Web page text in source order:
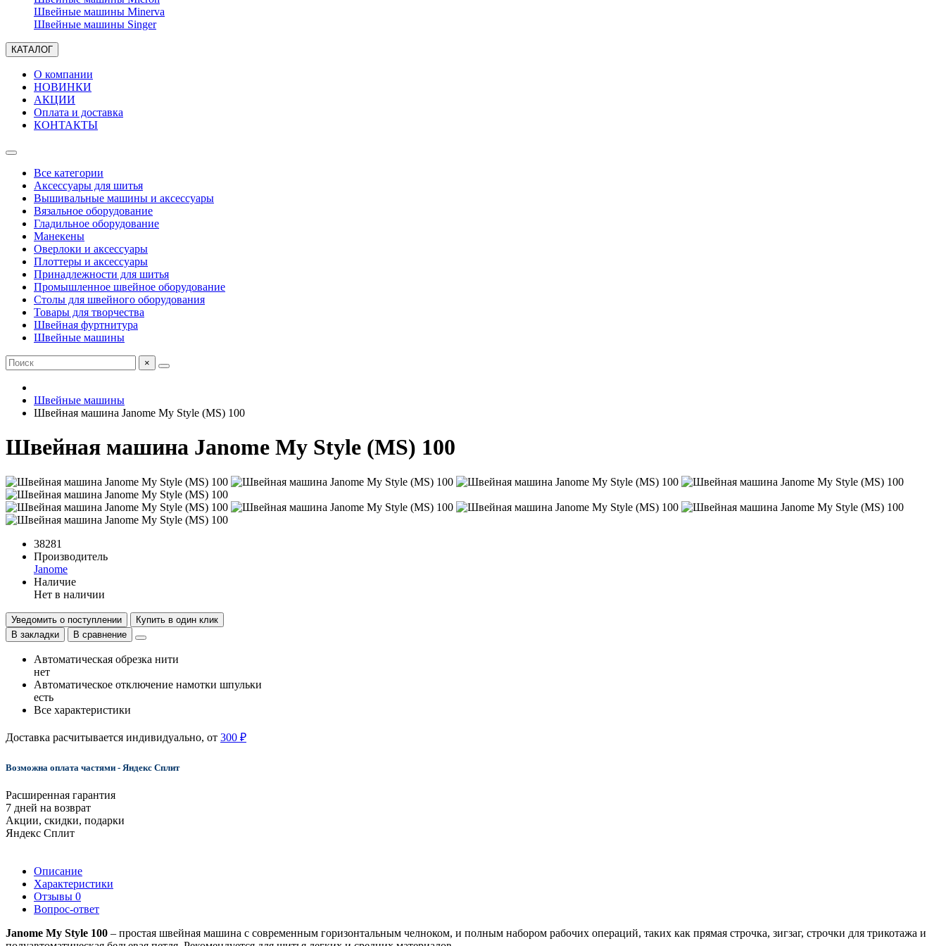
Швейные машины Minerva
Швейные машины Singer
КАТАЛОГ
О компании
НОВИНКИ
АКЦИИ
Оплата и доставка
КОНТАКТЫ
Все категории
Аксессуары для шитья
Вышивальные машины и аксессуары
Вязальное оборудование
Гладильное оборудование
Манекены
Оверлоки и аксессуары
Плоттеры и аксессуары
Принадлежности для шитья
Промышленное швейное оборудование
Столы для швейного оборудования
Товары для творчества
Швейная фуртнитура
Швейные машины
×
Швейные машины
Швейная машина Janome My Style (MS) 100
Швейная машина Janome My Style (MS) 100
38281
Производитель
Janome
Наличие
Нет в наличии
Уведомить о поступлении
Купить в один клик
В закладки
В сравнение
Автоматическая обрезка нити
нет
Автоматическое отключение намотки шпульки
есть
Все характеристики
Доставка расчитывается индивидуально, от 300 ₽
Возможна оплата частями - Яндекс Сплит
Расширенная гарантия
7 дней на возврат
Акции, скидки, подарки
Яндекс Сплит
Описание
Характеристики
Отзывы 0
Вопрос-ответ
Janome My Style 100 – простая швейная машина с современным горизонтальным челноком, и полным набором рабочих операций, таких как прямая строчка, зигзаг, строчки для трикотажа и